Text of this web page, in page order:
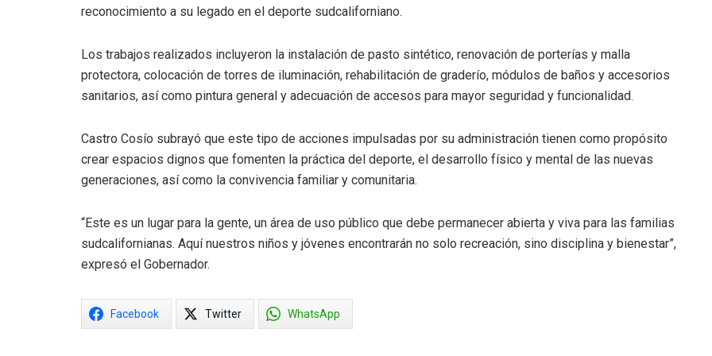
reconocimiento a su legado en el deporte sudcaliforniano.
Los trabajos realizados incluyeron la instalación de pasto sintético, renovación de porterías y malla
protectora, colocación de torres de iluminación, rehabilitación de graderío, módulos de baños y accesorios
sanitarios, así como pintura general y adecuación de accesos para mayor seguridad y funcionalidad.
Castro Cosío subrayó que este tipo de acciones impulsadas por su administración tienen como propósito
crear espacios dignos que fomenten la práctica del deporte, el desarrollo físico y mental de las nuevas
generaciones, así como la convivencia familiar y comunitaria.
“Este es un lugar para la gente, un área de uso público que debe permanecer abierta y viva para las familias
sudcalifornianas. Aquí nuestros niños y jóvenes encontrarán no solo recreación, sino disciplina y bienestar”,
expresó el Gobernador.
Facebook Twitter WhatsApp